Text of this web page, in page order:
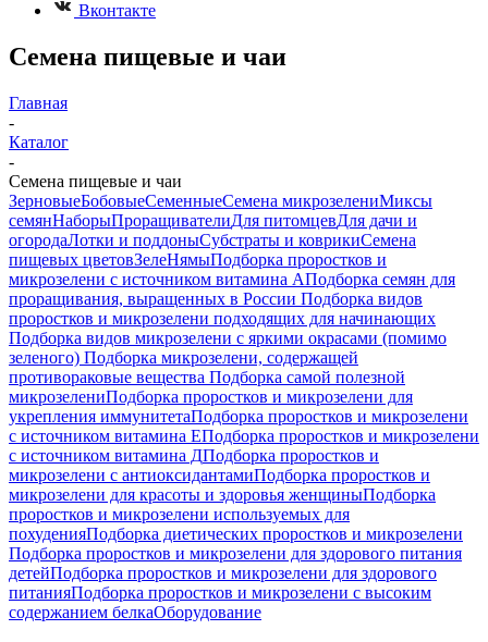
Вконтакте
Семена пищевые и чаи
Главная
-
Каталог
-
Семена пищевые и чаи
ЗерновыеБобовыеСеменныеСемена микрозелениМиксы
семянНаборыПроращивателиДля питомцевДля дачи и
огородаЛотки и поддоныСубстраты и коврикиСемена
пищевых цветовЗелеНямыПодборка проростков и
микрозелени с источником витамина АПодборка семян для
проращивания, выращенных в России Подборка видов
проростков и микрозелени подходящих для начинающих
Подборка видов микрозелени с яркими окрасами (помимо
зеленого) Подборка микрозелени, содержащей
противораковые вещества Подборка самой полезной
микрозелениПодборка проростков и микрозелени для
укрепления иммунитетаПодборка проростков и микрозелени
с источником витамина ЕПодборка проростков и микрозелени
с источником витамина ДПодборка проростков и
микрозелени с антиоксидантамиПодборка проростков и
микрозелени для красоты и здоровья женщиныПодборка
проростков и микрозелени используемых для
похуденияПодборка диетических проростков и микрозелени
Подборка проростков и микрозелени для здорового питания
детейПодборка проростков и микрозелени для здорового
питанияПодборка проростков и микрозелени с высоким
содержанием белкаОборудование